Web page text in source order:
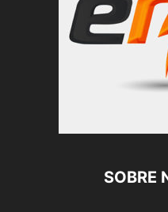
SOBRE